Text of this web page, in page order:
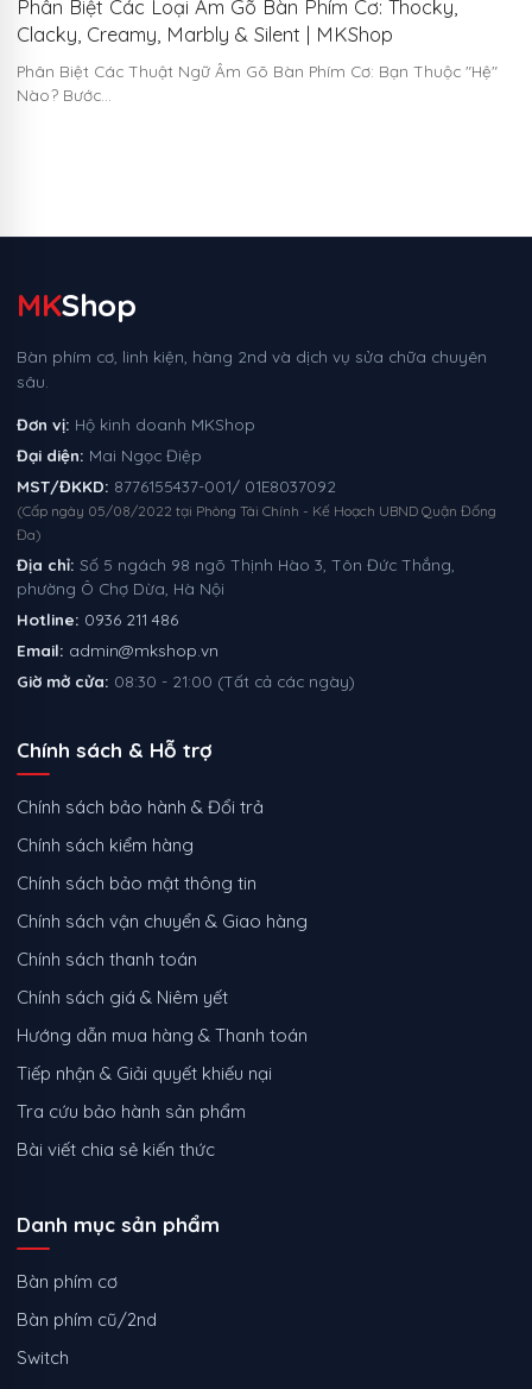
Phân Biệt Các Loại Âm Gõ Bàn Phím Cơ: Thocky,
Clacky, Creamy, Marbly & Silent | MKShop
Phân Biệt Các Thuật Ngữ Âm Gõ Bàn Phím Cơ: Bạn Thuộc "Hệ"
Nào? Bước…
MKShop
Bàn phím cơ, linh kiện, hàng 2nd và dịch vụ sửa chữa chuyên
sâu.
Đơn vị: Hộ kinh doanh MKShop
Đại diện: Mai Ngọc Điệp
MST/ĐKKD: 8776155437-001/ 01E8037092
(Cấp ngày 05/08/2022 tại Phòng Tài Chính - Kế Hoạch UBND Quận Đống
Đa)
Địa chỉ: Số 5 ngách 98 ngõ Thịnh Hào 3, Tôn Đức Thắng,
phường Ô Chợ Dừa, Hà Nội
Hotline: 0936 211 486
Email: admin@mkshop.vn
Giờ mở cửa: 08:30 - 21:00 (Tất cả các ngày)
Chính sách & Hỗ trợ
Chính sách bảo hành & Đổi trả
Chính sách kiểm hàng
Chính sách bảo mật thông tin
Chính sách vận chuyển & Giao hàng
Chính sách thanh toán
Chính sách giá & Niêm yết
Hướng dẫn mua hàng & Thanh toán
Tiếp nhận & Giải quyết khiếu nại
Tra cứu bảo hành sản phẩm
Bài viết chia sẻ kiến thức
Danh mục sản phẩm
Bàn phím cơ
Bàn phím cũ/2nd
Switch